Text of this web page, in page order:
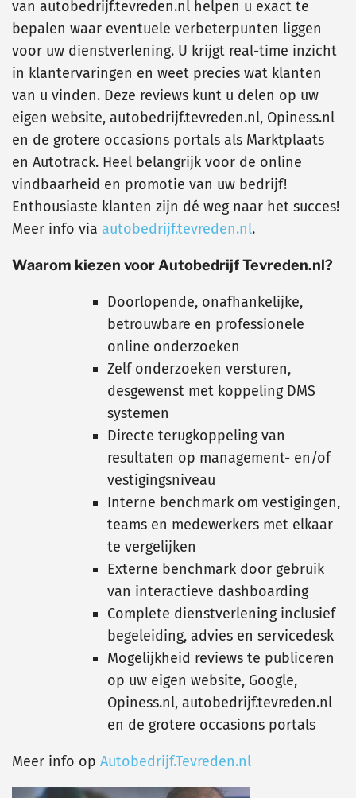
van autobedrijf.tevreden.nl helpen u exact te
bepalen waar eventuele verbeterpunten liggen
voor uw dienstverlening. U krijgt real-time inzicht
in klantervaringen en weet precies wat klanten
van u vinden. Deze reviews kunt u delen op uw
eigen website, autobedrijf.tevreden.nl, Opiness.nl
en de grotere occasions portals als Marktplaats
en Autotrack. Heel belangrijk voor de online
vindbaarheid en promotie van uw bedrijf!
Enthousiaste klanten zijn dé weg naar het succes!
Meer info via autobedrijf.tevreden.nl.
Waarom kiezen voor Autobedrijf Tevreden.nl?
Doorlopende, onafhankelijke,
betrouwbare en professionele
online onderzoeken
Zelf onderzoeken versturen,
desgewenst met koppeling DMS
systemen
Directe terugkoppeling van
resultaten op management- en/of
vestigingsniveau
Interne benchmark om vestigingen,
teams en medewerkers met elkaar
te vergelijken
Externe benchmark door gebruik
van interactieve dashboarding
Complete dienstverlening inclusief
begeleiding, advies en servicedesk
Mogelijkheid reviews te publiceren
op uw eigen website, Google,
Opiness.nl, autobedrijf.tevreden.nl
en de grotere occasions portals
Meer info op Autobedrijf.Tevreden.nl